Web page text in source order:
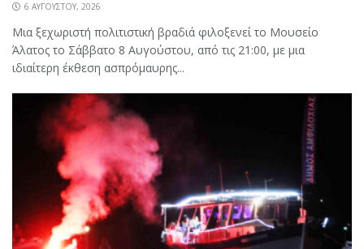
6 ΑΥΓΟΎΣΤΟΥ, 2026
Μια ξεχωριστή πολιτιστική βραδιά φιλοξενεί το Μουσείο
Άλατος το Σάββατο 8 Αυγούστου, από τις 21:00, με μια
ιδιαίτερη έκθεση ασπρόμαυρης...